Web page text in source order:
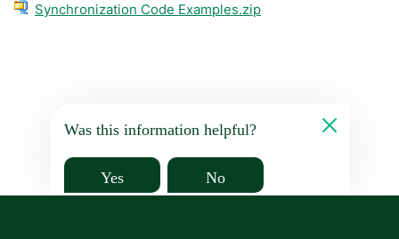
Synchronization Code Examples.zip
Was this information helpful?
Yes No